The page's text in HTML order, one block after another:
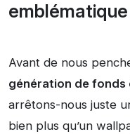
emblématique
Avant de nous
génération de fonds
arrêtons-nous juste
bien plus qu’un